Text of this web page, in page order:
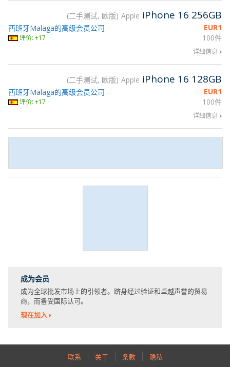
二手测试, 欧版 Apple iPhone 16 256GB
EUR1
100件
西班牙Malaga的高级会员公司
评价: +17
详细信息
二手测试, 欧版 Apple iPhone 16 128GB
EUR1
100件
西班牙Malaga的高级会员公司
评价: +17
详细信息
成为会员
成为全球批发市场上的引领者。跻身经过验证和卓越声誉的贸易
商，而备受国际认可。
现在加入
联系 关于 条款 隐私